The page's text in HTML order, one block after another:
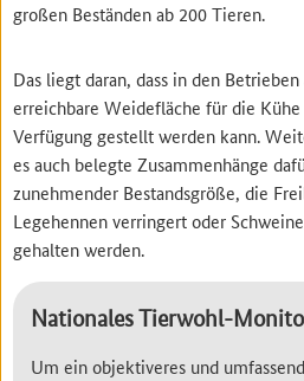
Nationales Tierwohl-
Um ein objektiveres und
großen Beständen ab 200 Tieren.
Das liegt daran, dass in den
erreichbare Weidefläche für die
Verfügung gestellt werden kann.
es auch belegte Zusammenhänge
zunehmender Bestandsgröße, die
Legehennen verringert oder
gehalten werden.